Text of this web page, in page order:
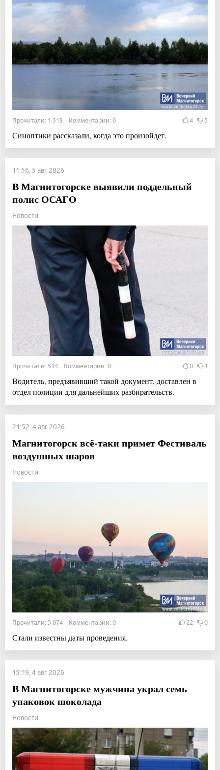
Прочитали: 1 318 Комментарии: 0 4 5
Синоптики рассказали, когда это произойдет.
11:56, 5 авг 2026
В Магнитогорске выявили поддельный
полис ОСАГО
Новости
Прочитали: 514 Комментарии: 0 0 1
Водитель, предъявивший такой документ, доставлен в
отдел полиции для дальнейших разбирательств.
21:52, 4 авг 2026
Магнитогорск всё-таки примет Фестиваль
воздушных шаров
Новости
Прочитали: 3 074 Комментарии: 0 22 0
Стали известны даты проведения.
15:19, 4 авг 2026
В Магнитогорске мужчина украл семь
упаковок шоколада
Новости